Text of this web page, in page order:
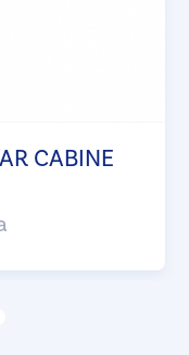
CABINE